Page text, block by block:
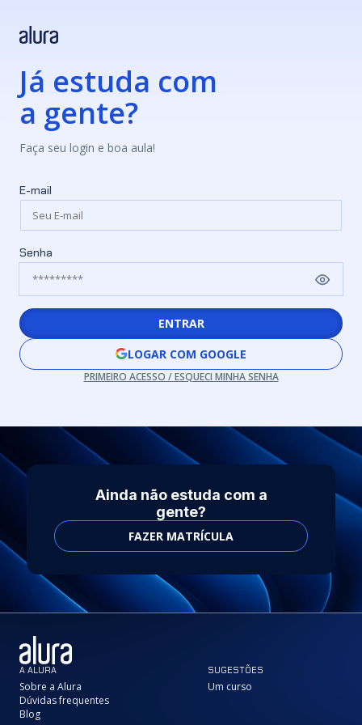
Já estuda com
a gente?
Faça seu login e boa aula!
E-mail
Senha
ENTRAR
LOGAR COM GOOGLE
PRIMEIRO ACESSO / ESQUECI MINHA SENHA
Ainda não estuda com a
gente?
FAZER MATRÍCULA
A ALURA
Sobre a Alura
Dúvidas frequentes
Blog
SUGESTÕES
Um curso